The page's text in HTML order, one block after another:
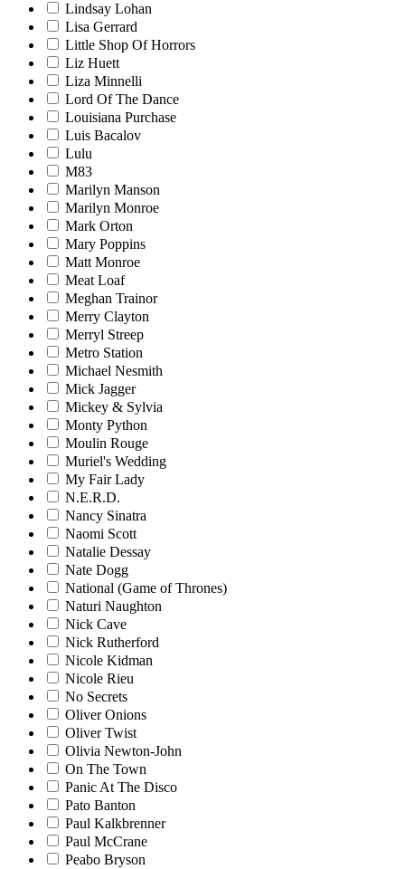
Lindsay Lohan
Lisa Gerrard
Little Shop Of Horrors
Liz Huett
Liza Minnelli
Lord Of The Dance
Louisiana Purchase
Luis Bacalov
Lulu
M83
Marilyn Manson
Marilyn Monroe
Mark Orton
Mary Poppins
Matt Monroe
Meat Loaf
Meghan Trainor
Merry Clayton
Merryl Streep
Metro Station
Michael Nesmith
Mick Jagger
Mickey & Sylvia
Monty Python
Moulin Rouge
Muriel's Wedding
My Fair Lady
N.E.R.D.
Nancy Sinatra
Naomi Scott
Natalie Dessay
Nate Dogg
National (Game of Thrones)
Naturi Naughton
Nick Cave
Nick Rutherford
Nicole Kidman
Nicole Rieu
No Secrets
Oliver Onions
Oliver Twist
Olivia Newton-John
On The Town
Panic At The Disco
Pato Banton
Paul Kalkbrenner
Paul McCrane
Peabo Bryson